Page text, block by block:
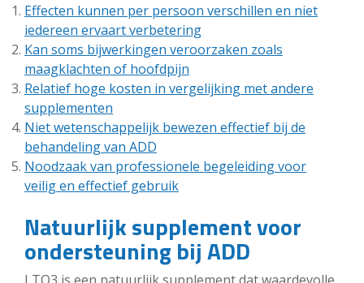
Effecten kunnen per persoon verschillen en niet
iedereen ervaart verbetering
Kan soms bijwerkingen veroorzaken zoals
maagklachten of hoofdpijn
Relatief hoge kosten in vergelijking met andere
supplementen
Niet wetenschappelijk bewezen effectief bij de
behandeling van ADD
Noodzaak van professionele begeleiding voor
veilig en effectief gebruik
Natuurlijk supplement voor
ondersteuning bij ADD